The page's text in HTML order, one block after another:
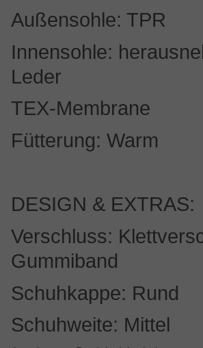
Außensohle: TPR
Innensohle:
Leder
TEX-Membrane
Fütterung: Warm
DESIGN & EXTRAS:
Verschluss:
Gummiband
Schuhkappe: Rund
Schuhweite: Mittel